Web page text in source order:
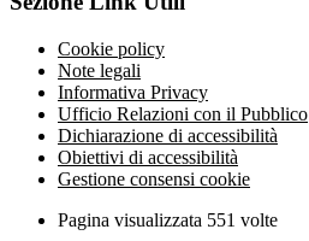
Cookie policy
Note legali
Informativa Privacy
Ufficio Relazioni con il Pubblico
Dichiarazione di accessibilità
Obiettivi di accessibilità
Gestione consensi cookie
Pagina visualizzata 551 volte